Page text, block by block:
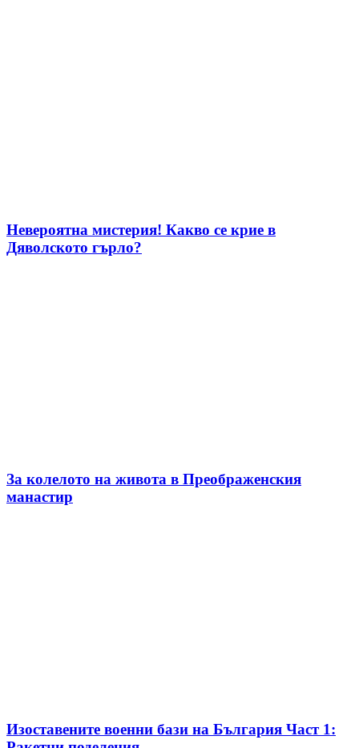
Невероятна мистерия! Какво се крие в
Дяволското гърло?
За колелото на живота в Преображенския
манастир
Изоставените военни бази на България Част 1: